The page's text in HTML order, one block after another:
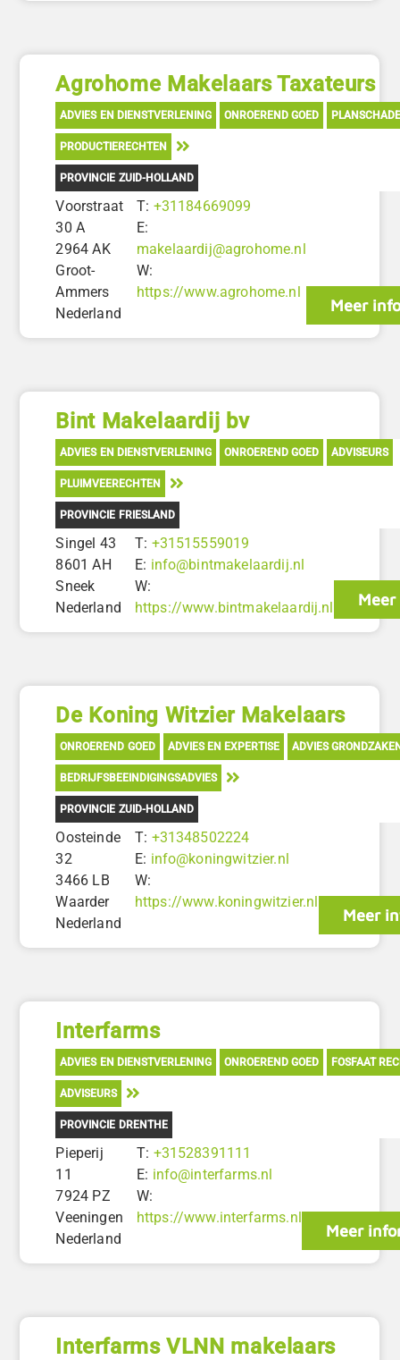
Agrohome Makelaars Taxateurs
ADVIES EN DIENSTVERLENING ONROEREND GOED
PRODUCTIERECHTEN
PROVINCIE ZUID-HOLLAND
Voorstraat
30 A
2964 AK
Groot-
Ammers
Nederland
T: +31184669099
E:
makelaardij@agrohome.nl
W:
https://www.agrohome.nl
Meer
Bint Makelaardij bv
ADVIES EN DIENSTVERLENING ONROEREND GOED ADVISEURS
PLUIMVEERECHTEN
PROVINCIE FRIESLAND
Singel 43
8601 AH
Sneek
Nederland
T: +31515559019
E: info@bintmakelaardij.nl
W:
https://www.bintmakelaardij.nl
De Koning Witzier Makelaars
ONROEREND GOED ADVIES EN EXPERTISE ADVIES
BEDRIJFSBEEINDIGINGSADVIES
PROVINCIE ZUID-HOLLAND
Oosteinde
32
3466 LB
Waarder
Nederland
T: +31348502224
E: info@koningwitzier.nl
W:
https://www.koningwitzier.nl
Meer
Interfarms
ADVIES EN DIENSTVERLENING ONROEREND GOED FOSFAAT
ADVISEURS
PROVINCIE DRENTHE
Pieperij
11
7924 PZ
Veeningen
Nederland
T: +31528391111
E: info@interfarms.nl
W:
https://www.interfarms.nl
Meer
Interfarms VLNN makelaars